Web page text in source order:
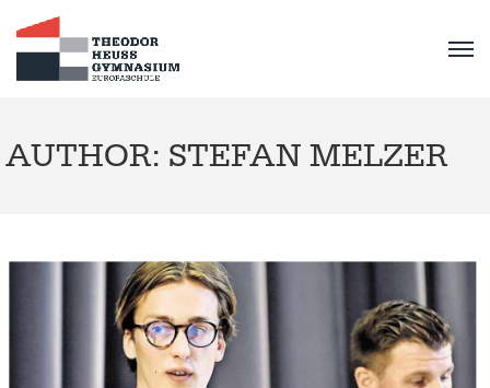
AUTHOR: STEFAN MELZER